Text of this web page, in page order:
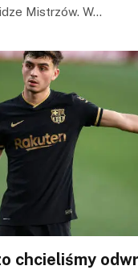
Mistrzów. W…
chcieliśmy